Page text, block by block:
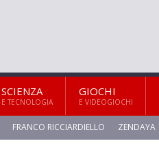
SCIENZA
E TECNOLOGIA
GIOCHI
E VIDEOGIOCHI
FRANCO RICCIARDIELLO ZENDAYA